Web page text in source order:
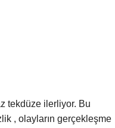
tekdüze ilerliyor. Bu
, olayların gerçekleşme